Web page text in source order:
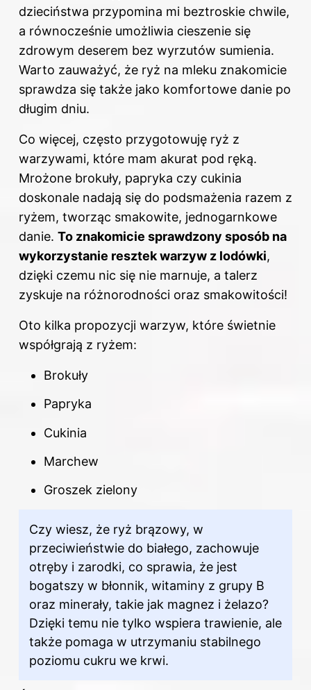
dzieciństwa przypomina mi beztroskie chwile,
a równocześnie umożliwia cieszenie się
zdrowym deserem bez wyrzutów sumienia.
Warto zauważyć, że ryż na mleku znakomicie
sprawdza się także jako komfortowe danie po
długim dniu.
Co więcej, często przygotowuję ryż z
warzywami, które mam akurat pod ręką.
Mrożone brokuły, papryka czy cukinia
doskonale nadają się do podsmażenia razem z
ryżem, tworząc smakowite, jednogarnkowe
danie. To znakomicie sprawdzony sposób na
wykorzystanie resztek warzyw z lodówki,
dzięki czemu nic się nie marnuje, a talerz
zyskuje na różnorodności oraz smakowitości!
Oto kilka propozycji warzyw, które świetnie
współgrają z ryżem:
Brokuły
Papryka
Cukinia
Marchew
Groszek zielony
Czy wiesz, że ryż brązowy, w
przeciwieństwie do białego, zachowuje
otręby i zarodki, co sprawia, że jest
bogatszy w błonnik, witaminy z grupy B
oraz minerały, takie jak magnez i żelazo?
Dzięki temu nie tylko wspiera trawienie, ale
także pomaga w utrzymaniu stabilnego
poziomu cukru we krwi.